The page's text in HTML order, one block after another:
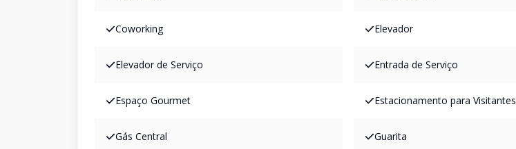
Coworking Elevador
Elevador de Serviço Entrada de Serviço
Espaço Gourmet Estacionamento para Visitantes
Gás Central Guarita